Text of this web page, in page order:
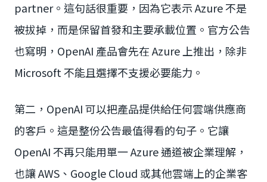
partner。這句話很重要，因為它表示 Azure 不是
被拔掉，而是保留首發和主要承載位置。官方公告
也寫明，OpenAI 產品會先在 Azure 上推出，除非
Microsoft 不能且選擇不支援必要能力。
第二，OpenAI 可以把產品提供給任何雲端供應商
的客戶。這是整份公告最值得看的句子。它讓
OpenAI 不再只能用單一 Azure 通道被企業理解，
也讓 AWS、Google Cloud 或其他雲端上的企業客